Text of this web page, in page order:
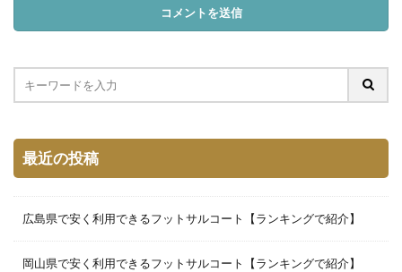
最近の投稿
広島県で安く利用できるフットサルコート【ランキングで紹介】
岡山県で安く利用できるフットサルコート【ランキングで紹介】